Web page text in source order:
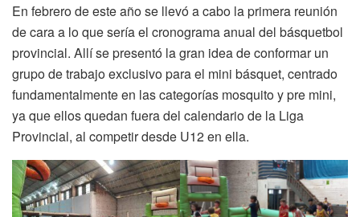
En febrero de este año se llevó a cabo la primera reunión
de cara a lo que sería el cronograma anual del básquetbol
provincial. Allí se presentó la gran idea de conformar un
grupo de trabajo exclusivo para el mini básquet, centrado
fundamentalmente en las categorías mosquito y pre mini,
ya que ellos quedan fuera del calendario de la Liga
Provincial, al competir desde U12 en ella.